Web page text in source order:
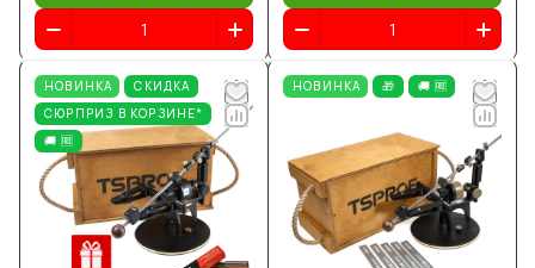
НОВИНКА
СКИДКА
СЮРПРИЗ В КОРЗИНЕ*
🚚 🆓
НОВИНКА 🎁 🚚 🆓